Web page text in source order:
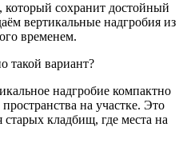
который сохранит достойный
вертикальные надгробия из
временем.
такой вариант?
надгробие компактно
пространства на участке. Это
старых кладбищ, где места на